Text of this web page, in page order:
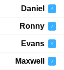
♂
Daniel
♂
Ronny
♂
Evans
♂
Maxwell